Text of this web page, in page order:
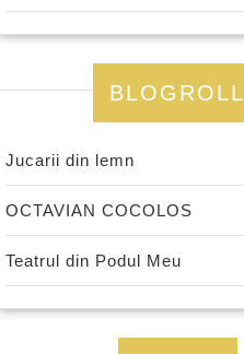
BLOGROLL
Jucarii din lemn
OCTAVIAN COCOLOS
Teatrul din Podul Meu